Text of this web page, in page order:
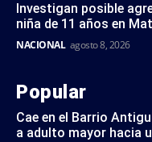
Investigan posible
niña de 11 años en
NACIONAL agosto 8, 2026
Popular
Cae en el Barrio
a adulto mayor hacia